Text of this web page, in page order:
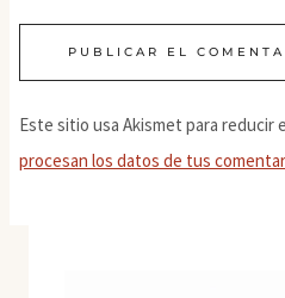
Este sitio usa Akismet para reducir
procesan los datos de tus